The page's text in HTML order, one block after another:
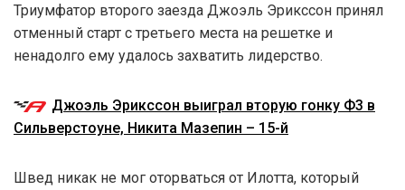
Триумфатор второго заезда Джоэль Эрикссон принял
отменный старт с третьего места на решетке и
ненадолго ему удалось захватить лидерство.
Джоэль Эрикссон выиграл вторую гонку Ф3 в
Сильверстоуне, Никита Мазепин – 15-й
Швед никак не мог оторваться от Илотта, который